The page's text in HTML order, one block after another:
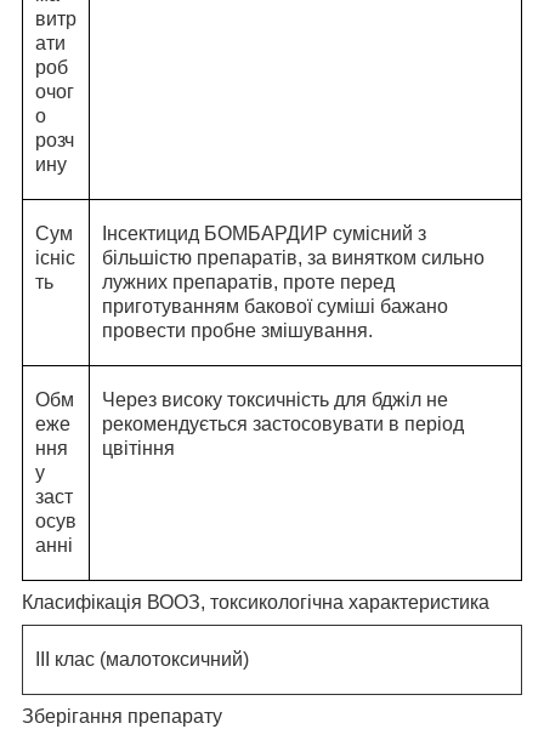
витр
ати
роб
очог
о
розч
ину
Сум
існіс
ть
Інсектицид БОМБАРДИР сумісний з
більшістю препаратів, за винятком сильно
лужних препаратів, проте перед
приготуванням бакової суміші бажано
провести пробне змішування.
Обм
еже
ння
у
заст
осув
анні
Через високу токсичність для бджіл не
рекомендується застосовувати в період
цвітіння
Класифікація ВООЗ, токсикологічна характеристика
ІІІ клас (малотоксичний)
Зберігання препарату